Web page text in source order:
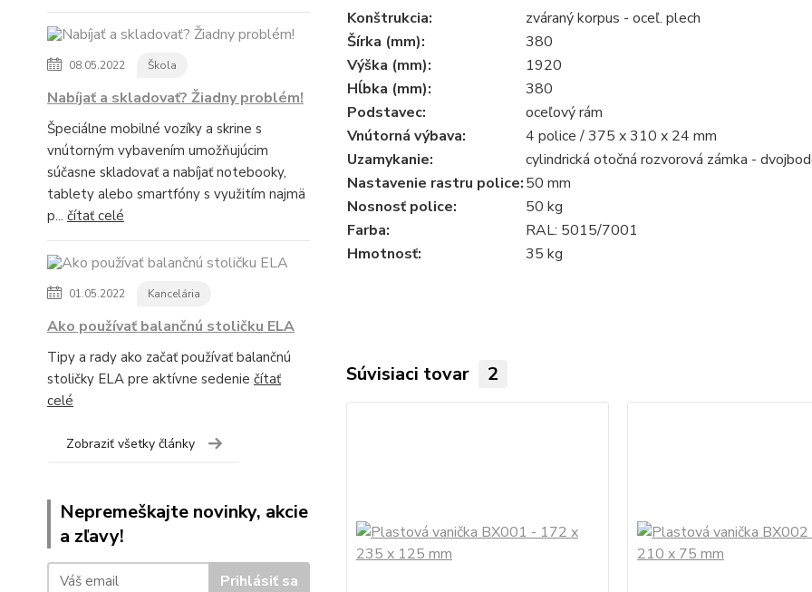
08.05.2022 Škola
Nabíjať a skladovať? Žiadny problém!
Špeciálne mobilné vozíky a skrine s
vnútorným vybavením umožňujúcim
súčasne skladovať a nabíjať notebooky,
tablety alebo smartfóny s využitím najmä
p... čítať celé
01.05.2022 Kancelária
Ako používať balančnú stoličku ELA
Tipy a rady ako začať používať balančnú
stoličky ELA pre aktívne sedenie čítať
celé
Zobraziť všetky články
Nepremeškajte novinky, akcie
a zľavy!
Prihlásiť sa
Konštrukcia:
zváraný korpus - oceľ. plech
Šírka (mm):
380
Výška (mm):
1920
Hĺbka (mm):
380
Podstavec:
oceľový rám
Vnútorná výbava:
4 police / 375 x 310 x 24 mm
Uzamykanie:
cylindrická otočná rozvorová zámka -
Nastavenie rastru police:50 mm
Nosnosť police:
50 kg
Farba:
RAL: 5015/7001
Hmotnosť:
35 kg
Súvisiaci tovar 2